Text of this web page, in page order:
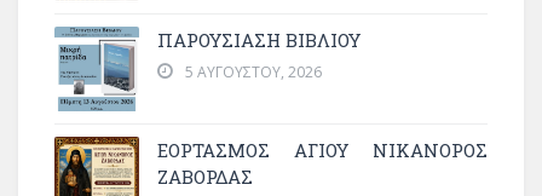
ΠΑΡΟΥΣΙΑΣΗ ΒΙΒΛΙΟΥ
5 ΑΥΓΟΎΣΤΟΥ, 2026
ΕΟΡΤΑΣΜΟΣ ΑΓΙΟΥ ΝΙΚΑΝΟΡΟΣ
ΖΑΒΟΡΔΑΣ